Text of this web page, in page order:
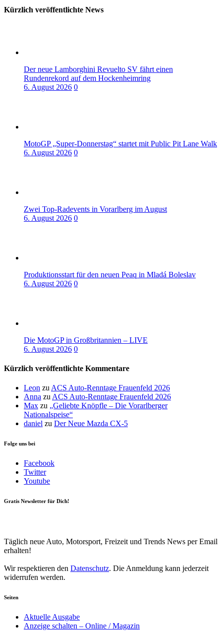
Kürzlich veröffentlichte News
Der neue Lamborghini Revuelto SV fährt einen
Rundenrekord auf dem Hockenheimring
6. August 2026 0
MotoGP „Super-Donnerstag“ startet mit Public Pit Lane Walk
6. August 2026 0
Zwei Top-Radevents in Vorarlberg im August
6. August 2026 0
Produktionsstart für den neuen Peaq in Mladá Boleslav
6. August 2026 0
Die MotoGP in Großbritannien – LIVE
6. August 2026 0
Kürzlich veröffentlichte Kommentare
Leon zu ACS Auto-Renntage Frauenfeld 2026
Anna zu ACS Auto-Renntage Frauenfeld 2026
Max zu „Geliebte Knöpfle – Die Vorarlberger
Nationalspeise“
daniel zu Der Neue Mazda CX-5
Folge uns bei
Facebook
Twitter
Youtube
Gratis Newsletter für Dich!
Täglich neue Auto, Motorsport, Freizeit und Trends News per Email
erhalten!
Wir respektieren den Datenschutz. Die Anmeldung kann jederzeit
widerrufen werden.
Seiten
Aktuelle Ausgabe
Anzeige schalten – Online / Magazin